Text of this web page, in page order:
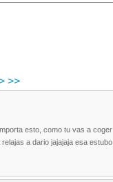
>>
esto, como tu vas a coger
a dario jajajaja esa estubo